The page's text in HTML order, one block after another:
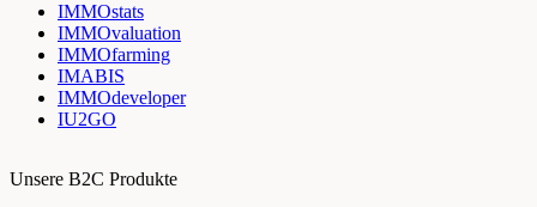
IMMOstats
IMMOvaluation
IMMOfarming
IMABIS
IMMOdeveloper
IU2GO
Unsere B2C Produkte